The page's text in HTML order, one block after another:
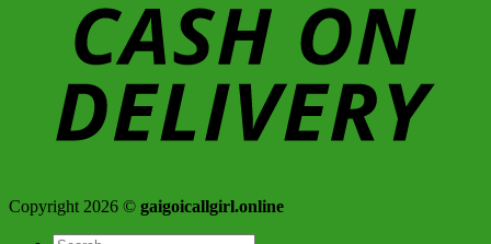
Copyright 2026 © gaigoicallgirl.online